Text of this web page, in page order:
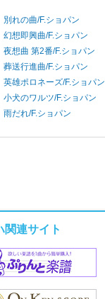
別れの曲/F.ショパン
幻想即興曲/F.ショパン
夜想曲 第2番/F.ショパン
葬送行進曲/F.ショパン
英雄ポロネーズ/F.ショパン
小犬のワルツ/F.ショパン
雨だれ/F.ショパン
関連サイト